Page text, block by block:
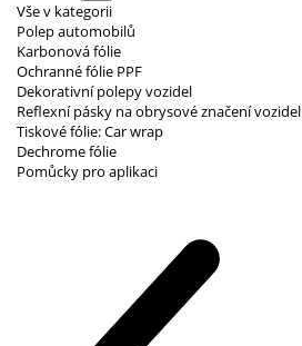
Vše v kategorii
Polep automobilů
Karbonová fólie
Ochranné fólie PPF
Dekorativní polepy vozidel
Reflexní pásky na obrysové značení vozidel
Tiskové fólie: Car wrap
Dechrome fólie
Pomůcky pro aplikaci